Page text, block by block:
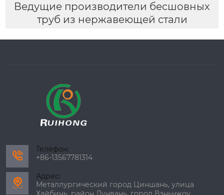
Ведущие производители бесшовных
труб из нержавеющей стали

Телефон:
+86-13567781314

Адрес:
Металлургический город Циншань, улица